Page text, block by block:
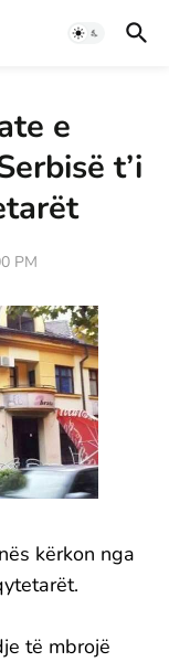
e
t’i
PM
kërkon nga
të mbrojë